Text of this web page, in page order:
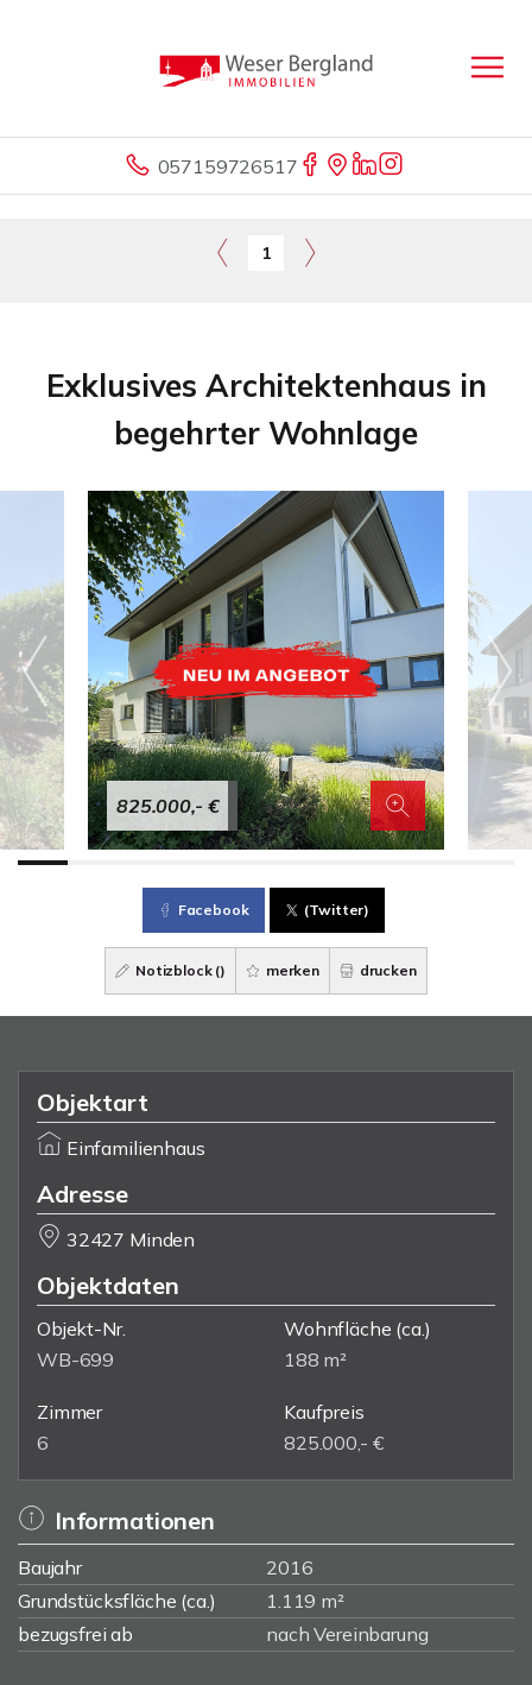
057159726517
1
Exklusives Architektenhaus in
begehrter Wohnlage
825.000,- €
Facebook (Twitter)
Notizblock () merken drucken
Objektart
Einfamilienhaus
Adresse
32427 Minden
Objektdaten
Objekt-Nr.
WB-699
Wohnfläche (ca.)
188 m²
Zimmer
6
Kaufpreis
825.000,- €
Informationen
Baujahr
2016
Grundstücksfläche (ca.)
1.119 m²
bezugsfrei ab
nach Vereinbarung